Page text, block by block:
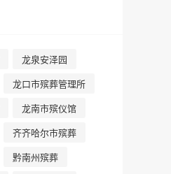
龙泉安泽园
龙口市殡葬管理所
龙南市殡仪馆
齐齐哈尔市殡葬
黔南州殡葬